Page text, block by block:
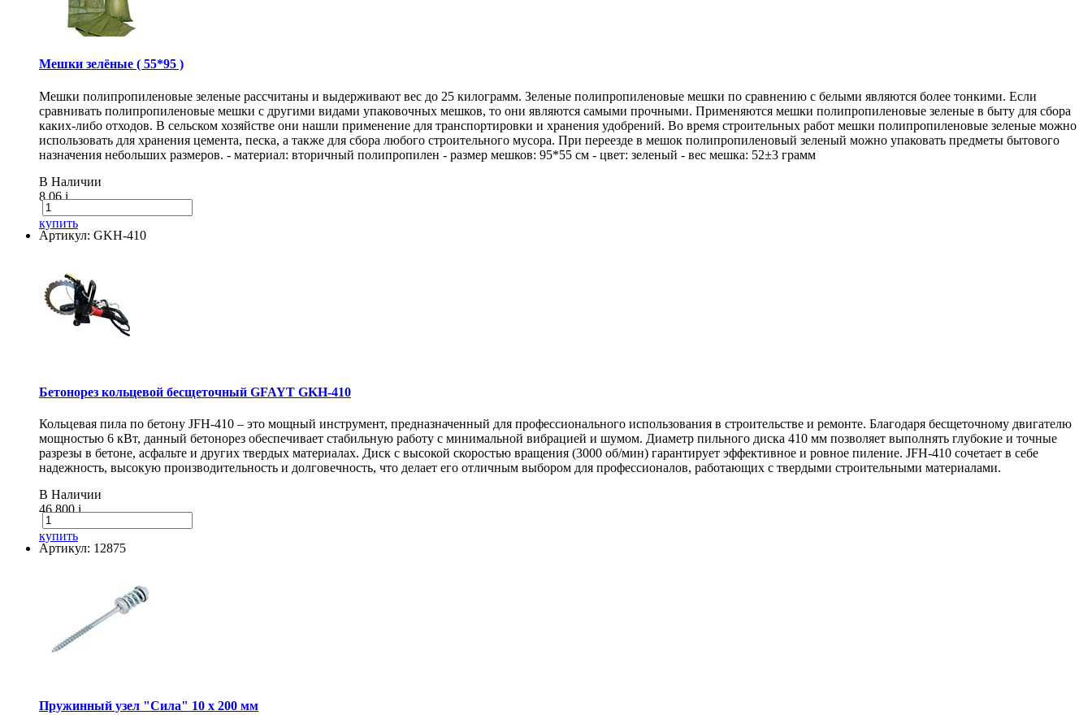
Мешки зелёные ( 55*95 )
Мешки полипропиленовые зеленые рассчитаны и выдерживают вес до 25 килограмм. Зеленые полипропиленовые мешки по сравнению с белыми являются более тонкими. Если
сравнивать полипропиленовые мешки с другими видами упаковочных мешков, то они являются самыми прочными. Применяются мешки полипропиленовые зеленые в быту для сбора
каких-либо отходов. В сельском хозяйстве они нашли применение для транспортировки и хранения удобрений. Во время строительных работ мешки полипропиленовые зеленые можно
использовать для хранения цемента, песка, а также для сбора любого строительного мусора. При переезде в мешок полипропиленовый зеленый можно упаковать предметы бытового
назначения небольших размеров. - материал: вторичный полипропилен - размер мешков: 95*55 см - цвет: зеленый - вес мешка: 52±3 грамм
В Наличии
8.06i
купить
Артикул: GKH-410
Бетонорез кольцевой бесщеточный GFAYT GKH-410
Кольцевая пила по бетону JFH-410 – это мощный инструмент, предназначенный для профессионального использования в строительстве и ремонте. Благодаря бесщеточному двигателю
мощностью 6 кВт, данный бетонорез обеспечивает стабильную работу с минимальной вибрацией и шумом. Диаметр пильного диска 410 мм позволяет выполнять глубокие и точные
разрезы в бетоне, асфальте и других твердых материалах. Диск с высокой скоростью вращения (3000 об/мин) гарантирует эффективное и ровное пиление. JFH-410 сочетает в себе
надежность, высокую производительность и долговечность, что делает его отличным выбором для профессионалов, работающих с твердыми строительными материалами.
В Наличии
46 800i
купить
Артикул: 12875
Пружинный узел "Сила" 10 x 200 мм